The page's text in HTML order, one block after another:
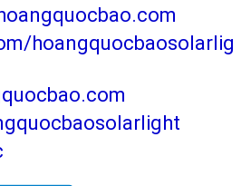
hoangquocbaosolarlig